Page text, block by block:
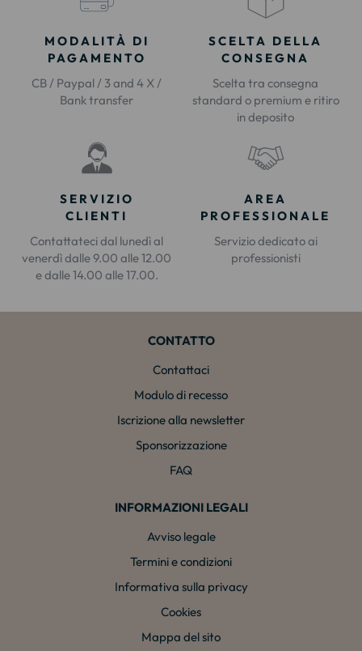
MODALITÀ DI
PAGAMENTO
CB / Paypal / 3 and 4 X /
Bank transfer
SCELTA DELLA
CONSEGNA
Scelta tra consegna
standard o premium e ritiro
in deposito
SERVIZIO
CLIENTI
Contattateci dal lunedì al
venerdì dalle 9.00 alle 12.00
e dalle 14.00 alle 17.00.
AREA
PROFESSIONALE
Servizio dedicato ai
professionisti
CONTATTO
Contattaci
Modulo di recesso
Iscrizione alla newsletter
Sponsorizzazione
FAQ
INFORMAZIONI LEGALI
Avviso legale
Termini e condizioni
Informativa sulla privacy
Cookies
Mappa del sito